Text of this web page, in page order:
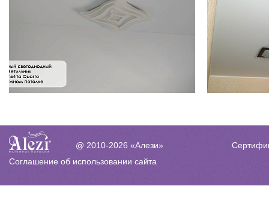
@ 2010-2026 «Алези»
Соглашение об использовании сайта